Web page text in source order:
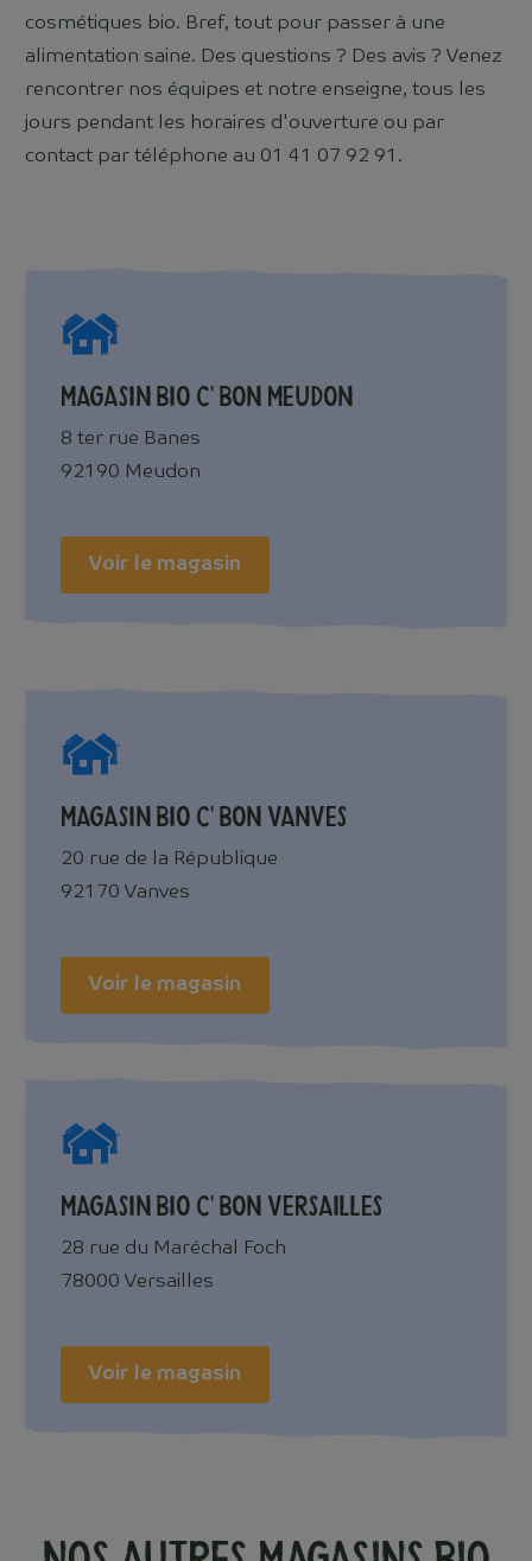
cosmétiques bio. Bref, tout pour passer à une
alimentation saine. Des questions ? Des avis ? Venez
rencontrer nos équipes et notre enseigne, tous les
jours pendant les horaires d'ouverture ou par
contact par téléphone au 01 41 07 92 91.
Magasin Bio c' Bon Meudon
8 ter rue Banes
92190 Meudon
Voir le magasin
Magasin Bio c' Bon Vanves
20 rue de la République
92170 Vanves
Voir le magasin
Magasin Bio c' Bon Versailles
28 rue du Maréchal Foch
78000 Versailles
Voir le magasin